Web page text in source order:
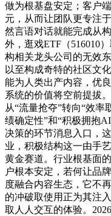
做为根基盘安定；客户
元，从而让团队更专注
然言语对话就能完成从
外，逛戏ETF（516010
构相关龙头公司的无效
以至构成奇特的社区文
能为人类出产内容，优
系统的价值将空前提拔
从“流量抢夺”转向“效率
绩确定性”和“积极拥抱
决策的环节消息入口，
业，积极结构这一由手
黄金赛道。行业根基面
户根本安定，若何让品
度融合内容生态，它不
的冲破取使用正为其注
取人人交互的体验。